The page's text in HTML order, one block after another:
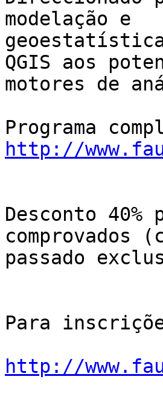
modelação e
QGIS aos
motores de
http://
Desconto 40%
comprovados
passado
Para
http://